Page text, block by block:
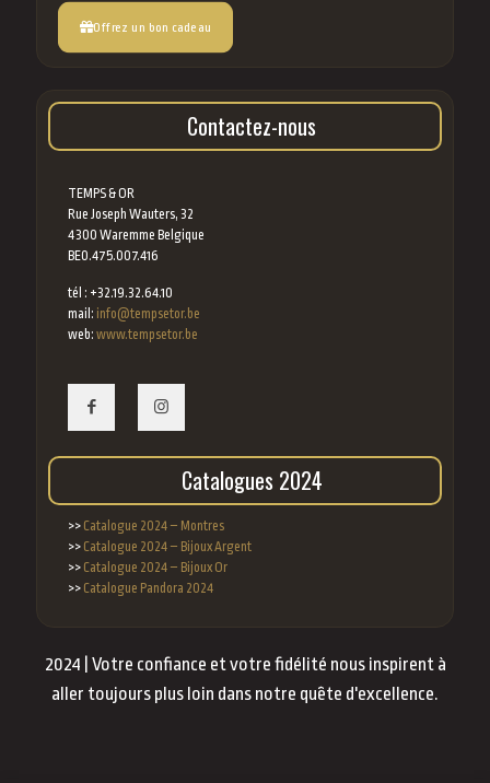
Offrez un bon cadeau
Contactez-nous
TEMPS & OR
Rue Joseph Wauters, 32
4300 Waremme Belgique
BE0.475.007.416
tél : +32.19.32.64.10
mail: info@tempsetor.be
web: www.tempsetor.be
Catalogues 2024
>> Catalogue 2024 – Montres
>> Catalogue 2024 – Bijoux Argent
>> Catalogue 2024 – Bijoux Or
>> Catalogue Pandora 2024
2024 | Votre confiance et votre fidélité nous inspirent à
aller toujours plus loin dans notre quête d'excellence.